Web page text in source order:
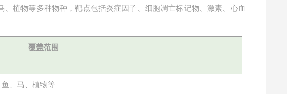
植物等多种物种，靶点包括炎症因子、细胞凋亡标记物、激素、心血
覆盖范围
、马、植物等